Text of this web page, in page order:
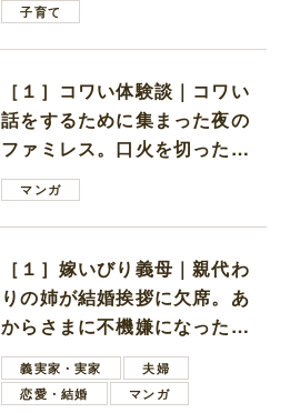
子育て
［１］コワい体験談｜コワい
話をするために集まった夜の
ファミレス。口火を切ったの
は電車好きの男の子ママ
マンガ
［１］嫁いびり義母｜親代わ
りの姉が結婚挨拶に欠席。あ
からさまに不機嫌になった義
母義実家・実家
夫婦
恋愛・結婚
マンガ